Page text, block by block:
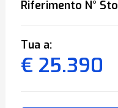
Riferimento N°
Tua a:
€ 25.390